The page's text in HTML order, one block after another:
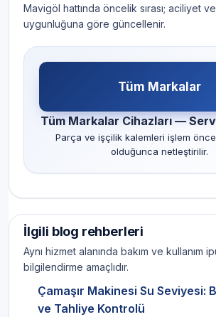
Mavigöl hattında öncelik sırası; aciliyet
uygunluğuna göre güncellenir.
Tüm Markalar
Tüm Markalar Cihazları —
Parça ve işçilik kalemleri işlem
olduğunca netleştirilir.
İlgili blog rehberleri
Aynı hizmet alanında bakım ve kullanım
bilgilendirme amaçlıdır.
Çamaşır Makinesi Su Seviyesi:
ve Tahliye Kontrolü